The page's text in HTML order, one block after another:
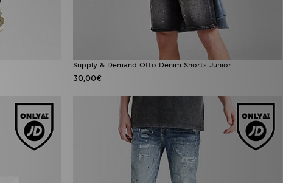
Supply & Demand Otto Denim Shorts Junior
30,00€